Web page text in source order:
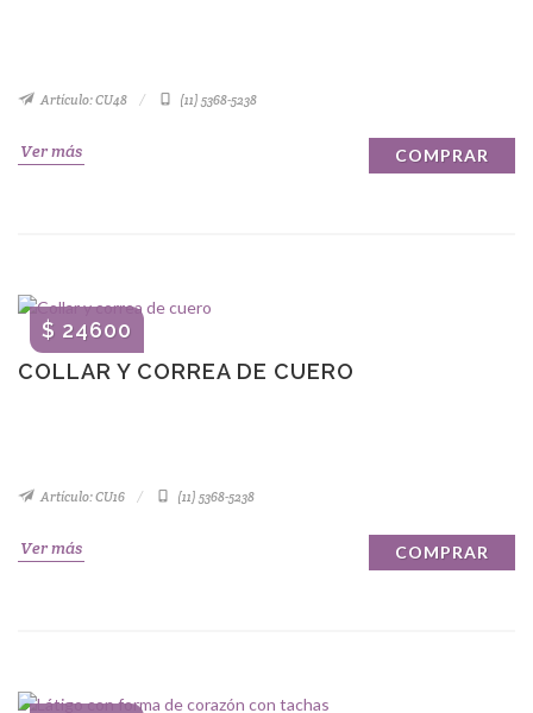
Artículo: CU48 (11) 5368-5238
Ver más COMPRAR
COLLAR Y CORREA DE CUERO
$ 24600
Artículo: CU16 (11) 5368-5238
Ver más COMPRAR